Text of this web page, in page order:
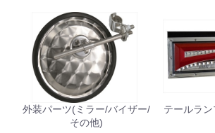
外装パーツ(ミラー/バイザー/
その他)
テールラ